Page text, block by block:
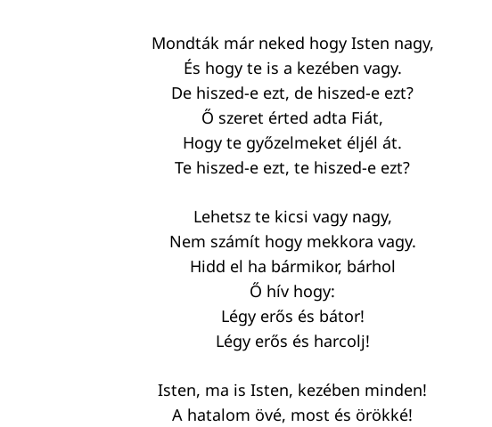
Mondták már neked hogy Isten nagy,
És hogy te is a kezében vagy.
De hiszed-e ezt, de hiszed-e ezt?
Ő szeret érted adta Fiát,
Hogy te győzelmeket éljél át.
Te hiszed-e ezt, te hiszed-e ezt?
Lehetsz te kicsi vagy nagy,
Nem számít hogy mekkora vagy.
Hidd el ha bármikor, bárhol
Ő hív hogy:
Légy erős és bátor!
Légy erős és harcolj!
Isten, ma is Isten, kezében minden!
A hatalom övé, most és örökké!